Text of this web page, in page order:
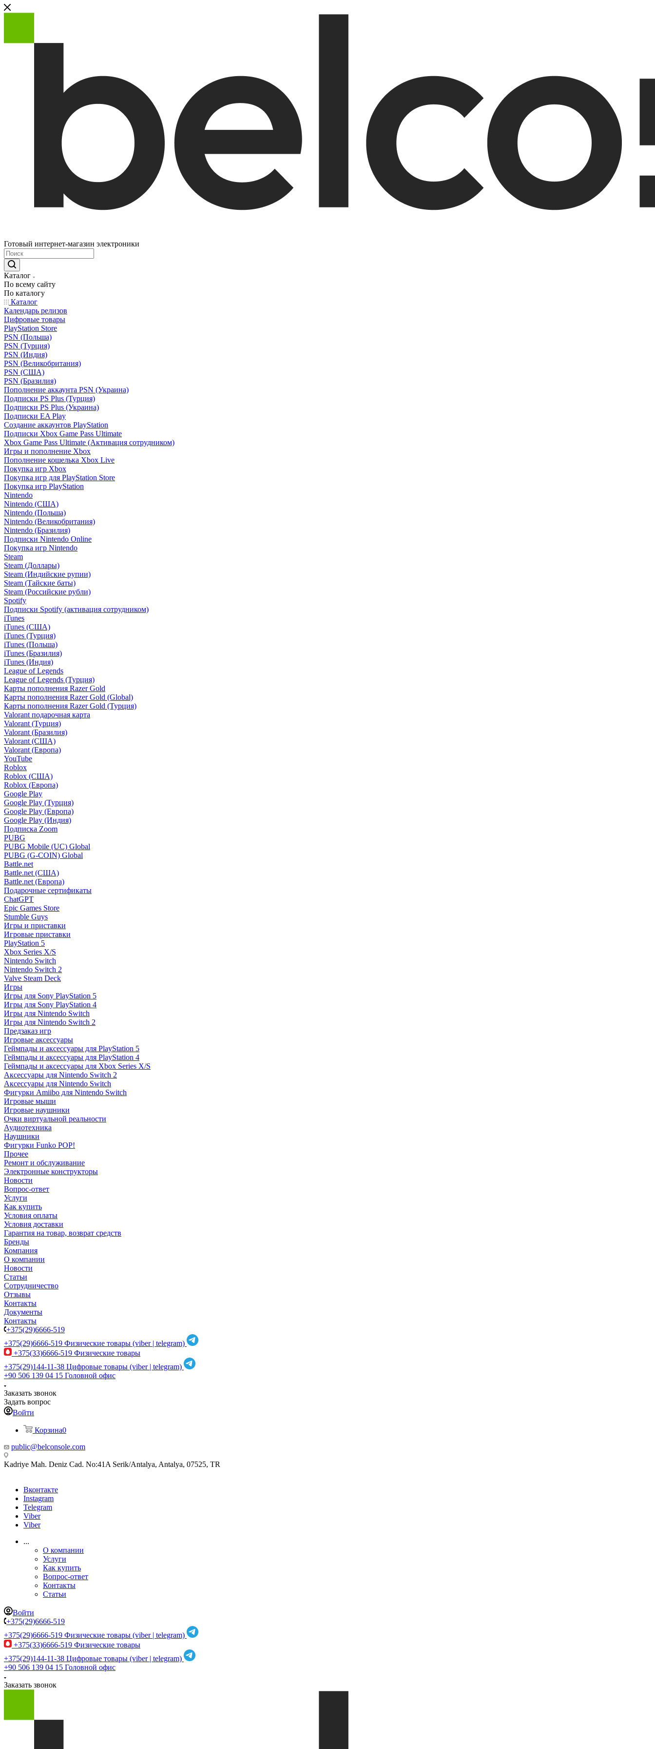
Готовый интернет-магазин электроники
Каталог
По всему сайту
По каталогу
Каталог
Календарь релизов
Цифровые товары
PlayStation Store
PSN (Польша)
PSN (Турция)
PSN (Индия)
PSN (Великобритания)
PSN (США)
PSN (Бразилия)
Пополнение аккаунта PSN (Украина)
Подписки PS Plus (Турция)
Подписки PS Plus (Украина)
Подписки EA Play
Создание аккаунтов PlayStation
Подписки Xbox Game Pass Ultimate
Xbox Game Pass Ultimate (Активация сотрудником)
Игры и пополнение Xbox
Пополнение кошелька Xbox Live
Покупка игр Xbox
Покупка игр для PlayStation Store
Покупка игр PlayStation
Nintendo
Nintendo (США)
Nintendo (Польша)
Nintendo (Великобритания)
Nintendo (Бразилия)
Подписки Nintendo Online
Покупка игр Nintendo
Steam
Steam (Доллары)
Steam (Индийские рупии)
Steam (Тайские баты)
Steam (Российские рубли)
Spotify
Подписки Spotify (активация сотрудником)
iTunes
iTunes (США)
iTunes (Турция)
iTunes (Польша)
iTunes (Бразилия)
iTunes (Индия)
League of Legends
League of Legends (Турция)
Карты пополнения Razer Gold
Карты пополнения Razer Gold (Global)
Карты пополнения Razer Gold (Турция)
Valorant подарочная карта
Valorant (Турция)
Valorant (Бразилия)
Valorant (США)
Valorant (Европа)
YouTube
Roblox
Roblox (США)
Roblox (Европа)
Google Play
Google Play (Турция)
Google Play (Европа)
Google Play (Индия)
Подписка Zoom
PUBG
PUBG Mobile (UC) Global
PUBG (G-COIN) Global
Battle.net
Battle.net (США)
Battle.net (Европа)
Подарочные сертификаты
ChatGPT
Epic Games Store
Stumble Guys
Игры и приставки
Игровые приставки
PlayStation 5
Xbox Series X/S
Nintendo Switch
Nintendo Switch 2
Valve Steam Deck
Игры
Игры для Sony PlayStation 5
Игры для Sony PlayStation 4
Игры для Nintendo Switch
Игры для Nintendo Switch 2
Предзаказ игр
Игровые аксессуары
Геймпады и аксессуары для PlayStation 5
Геймпады и аксессуары для PlayStation 4
Геймпады и аксессуары для Xbox Series X/S
Аксессуары для Nintendo Switch 2
Аксессуары для Nintendo Switch
Фигурки Amiibo для Nintendo Switch
Игровые мыши
Игровые наушники
Очки виртуальной реальности
Аудиотехника
Наушники
Фигурки Funko POP!
Прочее
Ремонт и обслуживание
Электронные конструкторы
Новости
Вопрос-ответ
Услуги
Как купить
Условия оплаты
Условия доставки
Гарантия на товар, возврат средств
Бренды
Компания
О компании
Новости
Статьи
Сотрудничество
Отзывы
Контакты
Документы
Контакты
+375(29)6666-519
+375(29)6666-519 Физические товары (viber | telegram)
+375(33)6666-519 Физические товары
+375(29)144-11-38 Цифровые товары (viber | telegram)
+90 506 139 04 15 Головной офис
Заказать звонок
Задать вопрос
Войти
Корзина0
public@belconsole.com
Kadriye Mah. Deniz Cad. No:41A Serik/Antalya, Antalya, 07525, TR
Вконтакте
Instagram
Telegram
Viber
Viber
...
О компании
Услуги
Как купить
Вопрос-ответ
Контакты
Статьи
Войти
+375(29)6666-519
+375(29)6666-519 Физические товары (viber | telegram)
+375(33)6666-519 Физические товары
+375(29)144-11-38 Цифровые товары (viber | telegram)
+90 506 139 04 15 Головной офис
Заказать звонок